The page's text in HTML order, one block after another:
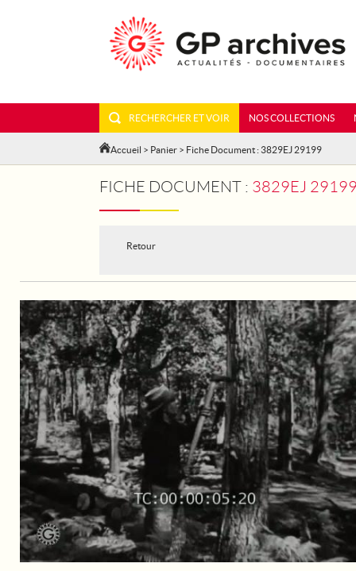
RECHERCHER ET VOIR NOS COLLECTIONS
Accueil > Panier > Fiche Document : 3829EJ 29199
FICHE DOCUMENT : 3829EJ 29199 - LE
Retour